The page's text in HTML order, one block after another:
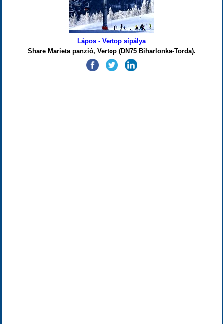
Lápos - Vertop sípálya
Share Marieta panzió, Vertop (DN75 Biharlonka-Torda).